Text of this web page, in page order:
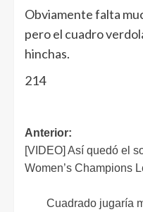
Obviamente falta
pero el cuadro
hinchas.
214
Anterior:
[VIDEO] Así quedó el
Women’s Champions
Cuadrado jugaría